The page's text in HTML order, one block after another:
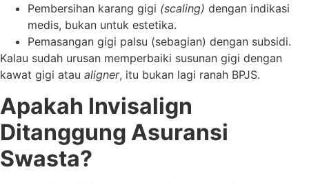
Pembersihan karang gigi (scaling) dengan indikasi
medis, bukan untuk estetika.
Pemasangan gigi palsu (sebagian) dengan subsidi.
Kalau sudah urusan memperbaiki susunan gigi dengan
kawat gigi atau aligner, itu bukan lagi ranah BPJS.
Apakah Invisalign
Ditanggung Asuransi
Swasta?